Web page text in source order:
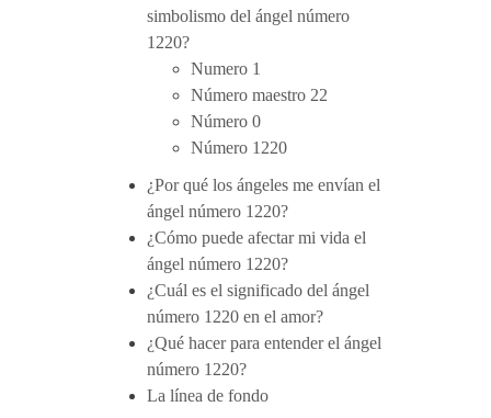
simbolismo del ángel número
1220?
Numero 1
Número maestro 22
Número 0
Número 1220
¿Por qué los ángeles me envían el
ángel número 1220?
¿Cómo puede afectar mi vida el
ángel número 1220?
¿Cuál es el significado del ángel
número 1220 en el amor?
¿Qué hacer para entender el ángel
número 1220?
La línea de fondo